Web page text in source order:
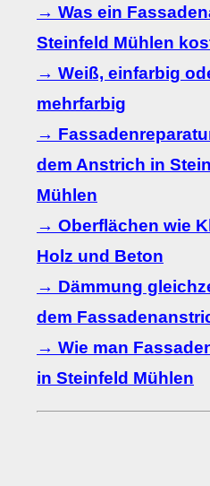
→ Was ein
Steinfeld Mühlen
→ Weiß, einfarbig
mehrfarbig
→
dem Anstrich in
Mühlen
→ Oberflächen wie
Holz und Beton
→ Dämmung
dem
→ Wie man
in Steinfeld Mühlen